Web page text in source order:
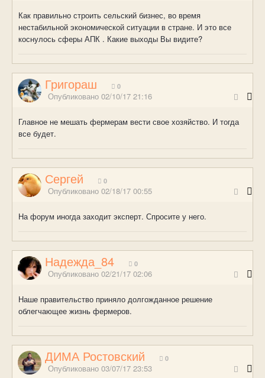
Как правильно строить сельский бизнес, во время
нестабильной экономической ситуации в стране. И это все
коснулось сферы АПК . Какие выходы Вы видите?
Григораш 0
Опубликовано 02/10/17 21:16
Главное не мешать фермерам вести свое хозяйство. И тогда
все будет.
Сергей 0
Опубликовано 02/18/17 00:55
На форум иногда заходит эксперт. Спросите у него.
Надежда_84 0
Опубликовано 02/21/17 02:06
Наше правительство приняло долгожданное решение
облегчающее жизнь фермеров.
ДИМА Ростовский 0
Опубликовано 03/07/17 23:53